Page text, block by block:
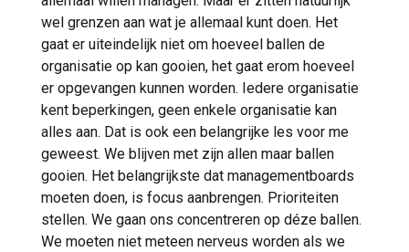
wel grenzen aan wat je allemaal kunt doen. Het
gaat er uiteindelijk niet om hoeveel ballen de
organisatie op kan gooien, het gaat erom hoeveel
er opgevangen kunnen worden. Iedere organisatie
kent beperkingen, geen enkele organisatie kan
alles aan. Dat is ook een belangrijke les voor me
geweest. We blijven met zijn allen maar ballen
gooien. Het belangrijkste dat managementboards
moeten doen, is focus aanbrengen. Prioriteiten
stellen. We gaan ons concentreren op déze ballen.
We moeten niet meteen nerveus worden als we